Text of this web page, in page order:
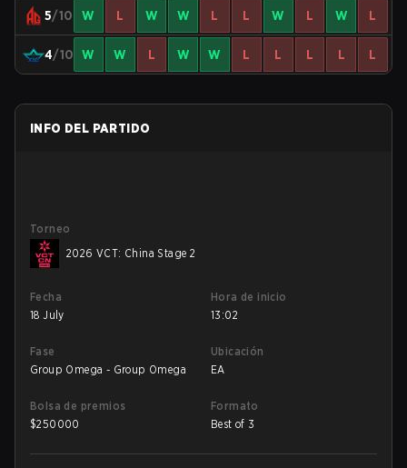
5/10 W L W W L L W L W L
4/10 W W L W W L L L L L
INFO DEL PARTIDO
Torneo
2026 VCT: China Stage 2
Fecha
18 July
Hora de inicio
13:02
Fase
Group Omega - Group Omega
Ubicación
EA
Bolsa de premios
$250000
Formato
Best of 3